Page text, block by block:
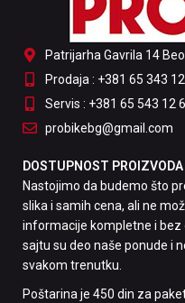
Patrijarha Gavrila 14
Prodaja : +381 65 343
Servis : +381 65 543 12
probikebg@gmail.com
DOSTUPNOST
Nastojimo da budemo što
slika i samih cena, ali ne
informacije kompletne i bez
sajtu su deo naše ponude i
svakom trenutku.
Poštarina je 450 din za